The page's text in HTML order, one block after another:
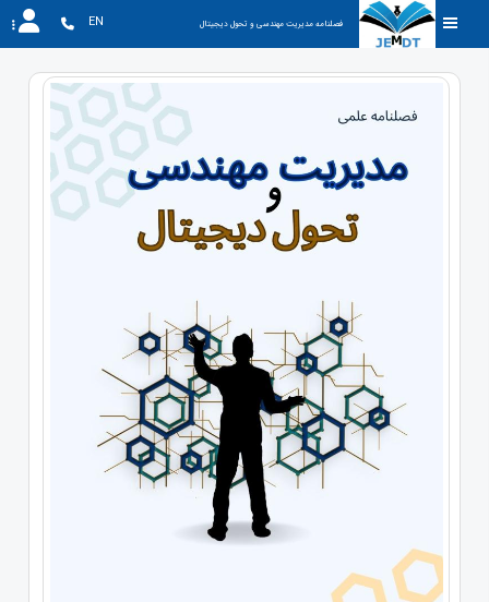
فصلنامه مدیریت مهندسی و تحول دیجیتال EN